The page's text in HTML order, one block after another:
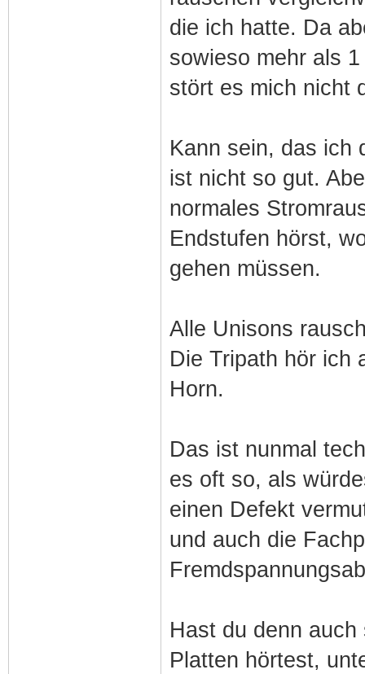
die ich hatte. Da
sowieso mehr als
stört es mich nicht
Kann sein, das ich
ist nicht so gut.
normales
Endstufen hörst,
gehen müssen.
Alle Unisons
Die Tripath hör ich
Horn.
Das ist nunmal
es oft so, als
einen Defekt
und auch die
Hast du denn
Platten hörtest,